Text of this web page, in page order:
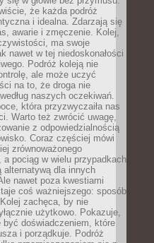
że każda podróż
i idealna. Zdarzają się
awarie i zmęczenie. Kolej,
ma swoje
nawet w tej niedoskonałości
Podróż koleją nie
ale może uczyć
na to, że droga nie
naszych oczekiwań.
która przyzwyczaiła nas
Warto też zwrócić uwagę,
z odpowiedzialnością
Coraz częściej mówi
zrównoważonego
pociąg w wielu przypadkach
alternatywą dla innych
nawet poza kwestiami
coś ważniejszego: sposób
zachęca, by nie
użytkowo. Pokazuje,
doświadczeniem, które
i porządkuje. Podróż